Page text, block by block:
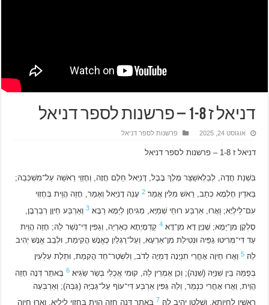
דניאל ז 1-8 – פרשנות לספר דניאל
אוגוסט 24, 2025 פרשנות לספר דניאל
דניאל ז 1-8 – פרשנות לספר דניאל
בִּשְׁנַת חֲדָה, לְבֵלְאשַׁצַּר מֶלֶךְ בָּבֶל, דָּנִיֵּאל חֵלֶם חֲזָה, וְחֶזְוֵי רֵאשֵׁהּ עַל־מִשְׁכְּבֵהּ;
בֵּאדַיִן חֶלְמָא כְתַב, רֵאשׁ מִלִּין אֲמַר׃2 עָנֵה דָנִיֵּאל וְאָמַר, חָזֵה הֲוֵית בְּחֶזְוִי
עִם־לֵילְיָא; וַאֲרוּ, אַרְבַּע רוּחֵי שְׁמַיָּא, מְגִיחָן לְיַמָּא רַבָּא׃3 וְאַרְבַּע חֵיוָן רַבְרְבָן,
סָלְקָן מִן־יַמָּא; שָׁנְיָן דָּא מִן־דָּא׃4 קַדְמָיְתָא כְאַרְיֵה, וְגַפִּין דִּי־נְשַׁר לַהּ; חָזֵה הֲוֵית
עַד דִּי־מְּרִיטוּ גַפַּיהּ וּנְטִילַת מִן־אַרְעָא, וְעַל־רַגְלַיִן כֶּאֱנָשׁ הֳקִימַת, וּלְבַב אֱנָשׁ יְהִיב
לַהּ׃5 וַאֲרוּ חֵיוָה אָחֳרִי תִנְיָנָה דָּמְיָה לְדֹב, וְלִשְׂטַר־חַד הֳקִמַת, וּתְלָת עִלְעִין
בְּפֻמַּהּ בֵּין שִׁנַּיַּהּ (שִׁנַּהּ); וְכֵן אָמְרִין לַהּ, קוּמִי אֲכֻלִי בְּשַׂר שַׂגִּיא׃6 בָּאתַר דְּנָה חָזֵה
הֲוֵית, וַאֲרוּ אָחֳרִי כִּנְמַר, וְלַהּ גַּפִּין אַרְבַּע דִּי־עוֹף עַל־גַּבַּיַּהּ (גַּבַּהּ); וְאַרְבְּעָה
רֵאשִׁין לְחֵיוְתָא, וְשָׁלְטָן יְהִיב לַהּ׃ 7 בָּאתַר דְּנָה חָזֵה הֲוֵית בְּחֶזְוֵי לֵילְיָא, וַאֲרוּ חֵיוָה